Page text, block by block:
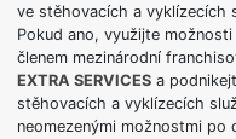
ve stěhovacích a vyklízecích
Pokud ano, využijte
členem mezinárodní
EXTRA SERVICESa
stěhovacích a vyklízecích
neomezenými možnostmi po